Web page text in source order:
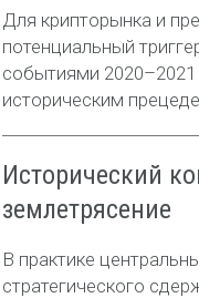
Для крипторынка и
потенциальный
событиями
историческим
Исторический
землетрясение
В практике
стратегического